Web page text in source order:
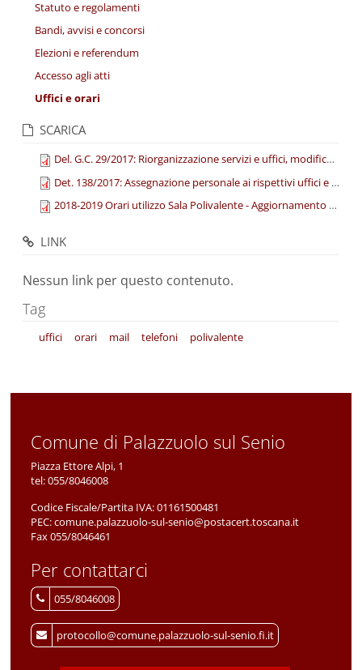
Statuto e regolamenti
Bandi, avvisi e concorsi
Elezioni e referendum
Accesso agli atti
Uffici e orari
SCARICA
Del. G.C. 29/2017: Riorganizzazione servizi e uffici, modifica organigramma e funzionigramma
Det. 138/2017: Assegnazione personale ai rispettivi uffici e attribuzione delle responsabilità
2018-2019 Orari utilizzo Sala Polivalente - Aggiornamento 26 Febbraio
LINK
Nessun link per questo contenuto.
Tag
uffici orari mail telefoni polivalente
Comune di Palazzuolo sul Senio
Piazza Ettore Alpi, 1
tel:055/8046008
Codice Fiscale/Partita IVA:01161500481
PEC:comune.palazzuolo-sul-senio@postacert.toscana.it
Fax 055/8046461
Per contattarci
055/8046008
protocollo@comune.palazzuolo-sul-senio.fi.it